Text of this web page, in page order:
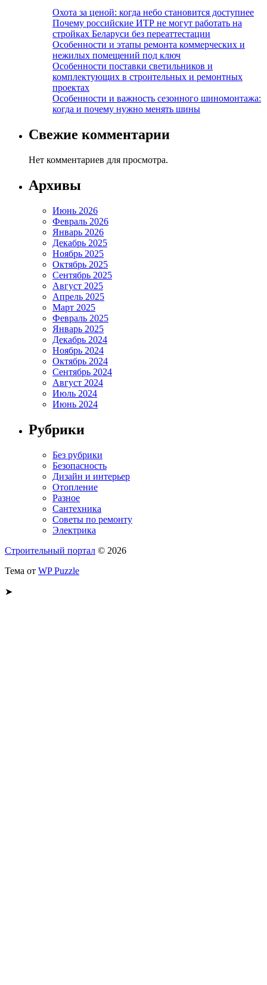
Охота за ценой: когда небо становится доступнее
Почему российские ИТР не могут работать на
стройках Беларуси без переаттестации
Особенности и этапы ремонта коммерческих и
нежилых помещений под ключ
Особенности поставки светильников и
комплектующих в строительных и ремонтных
проектах
Особенности и важность сезонного шиномонтажа:
когда и почему нужно менять шины
Свежие комментарии
Нет комментариев для просмотра.
Архивы
Июнь 2026
Февраль 2026
Январь 2026
Декабрь 2025
Ноябрь 2025
Октябрь 2025
Сентябрь 2025
Август 2025
Апрель 2025
Март 2025
Февраль 2025
Январь 2025
Декабрь 2024
Ноябрь 2024
Октябрь 2024
Сентябрь 2024
Август 2024
Июль 2024
Июнь 2024
Рубрики
Без рубрики
Безопасность
Дизайн и интерьер
Отопление
Разное
Сантехника
Советы по ремонту
Электрика
Строительный портал © 2026
Тема от WP Puzzle
➤